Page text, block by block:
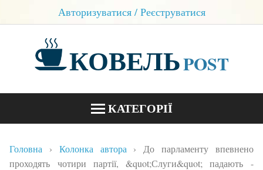
Авторизуватися / Реєструватися
КОВЕЛЬPOST
КАТЕГОРІЇ
БЛОГИ
Головна Колонка автора
До парламенту впевнено
проходять чотири партії, &quot;Слуги&quot; падають -